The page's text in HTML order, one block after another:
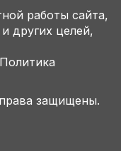
работы сайта,
других целей,
Политика
защищены.